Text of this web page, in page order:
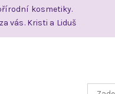
kosmetiky.
vás. Kristi a Liduš